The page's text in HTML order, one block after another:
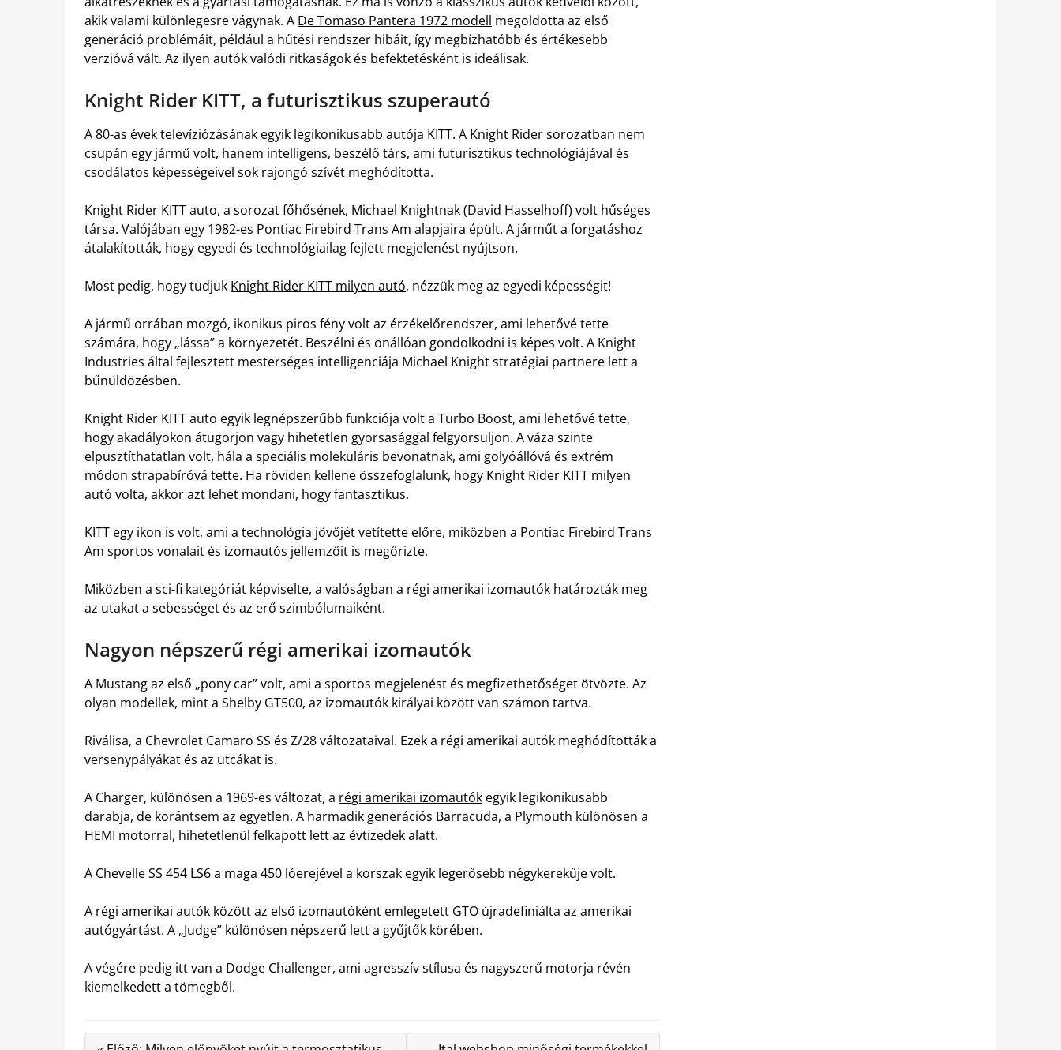
akik valami különlegesre vágynak. A De Tomaso Pantera 1972 modell megoldotta az első
generáció problémáit, például a hűtési rendszer hibáit, így megbízhatóbb és értékesebb
verzióvá vált. Az ilyen autók valódi ritkaságok és befektetésként is ideálisak.
Knight Rider KITT, a futurisztikus szuperautó
A 80-as évek televíziózásának egyik legikonikusabb autója KITT. A Knight Rider sorozatban nem
csupán egy jármű volt, hanem intelligens, beszélő társ, ami futurisztikus technológiájával és
csodálatos képességeivel sok rajongó szívét meghódította.
Knight Rider KITT auto, a sorozat főhősének, Michael Knightnak (David Hasselhoff) volt hűséges
társa. Valójában egy 1982-es Pontiac Firebird Trans Am alapjaira épült. A járműt a forgatáshoz
átalakították, hogy egyedi és technológiailag fejlett megjelenést nyújtson.
Most pedig, hogy tudjuk Knight Rider KITT milyen autó, nézzük meg az egyedi képességit!
A jármű orrában mozgó, ikonikus piros fény volt az érzékelőrendszer, ami lehetővé tette
számára, hogy „lássa” a környezetét. Beszélni és önállóan gondolkodni is képes volt. A Knight
Industries által fejlesztett mesterséges intelligenciája Michael Knight stratégiai partnere lett a
bűnüldözésben.
Knight Rider KITT auto egyik legnépszerűbb funkciója volt a Turbo Boost, ami lehetővé tette,
hogy akadályokon átugorjon vagy hihetetlen gyorsasággal felgyorsuljon. A váza szinte
elpusztíthatatlan volt, hála a speciális molekuláris bevonatnak, ami golyóállóvá és extrém
módon strapabíróvá tette. Ha röviden kellene összefoglalunk, hogy Knight Rider KITT milyen
autó volta, akkor azt lehet mondani, hogy fantasztikus.
KITT egy ikon is volt, ami a technológia jövőjét vetítette előre, miközben a Pontiac Firebird Trans
Am sportos vonalait és izomautós jellemzőit is megőrizte.
Miközben a sci-fi kategóriát képviselte, a valóságban a régi amerikai izomautók határozták meg
az utakat a sebességet és az erő szimbólumaiként.
Nagyon népszerű régi amerikai izomautók
A Mustang az első „pony car” volt, ami a sportos megjelenést és megfizethetőséget ötvözte. Az
olyan modellek, mint a Shelby GT500, az izomautók királyai között van számon tartva.
Riválisa, a Chevrolet Camaro SS és Z/28 változataival. Ezek a régi amerikai autók meghódították a
versenypályákat és az utcákat is.
A Charger, különösen a 1969-es változat, a régi amerikai izomautók egyik legikonikusabb
darabja, de korántsem az egyetlen. A harmadik generációs Barracuda, a Plymouth különösen a
HEMI motorral, hihetetlenül felkapott lett az évtizedek alatt.
A Chevelle SS 454 LS6 a maga 450 lóerejével a korszak egyik legerősebb négykerekűje volt.
A régi amerikai autók között az első izomautóként emlegetett GTO újradefiniálta az amerikai
autógyártást. A „Judge” különösen népszerű lett a gyűjtők körében.
A végére pedig itt van a Dodge Challenger, ami agresszív stílusa és nagyszerű motorja révén
kiemelkedett a tömegből.